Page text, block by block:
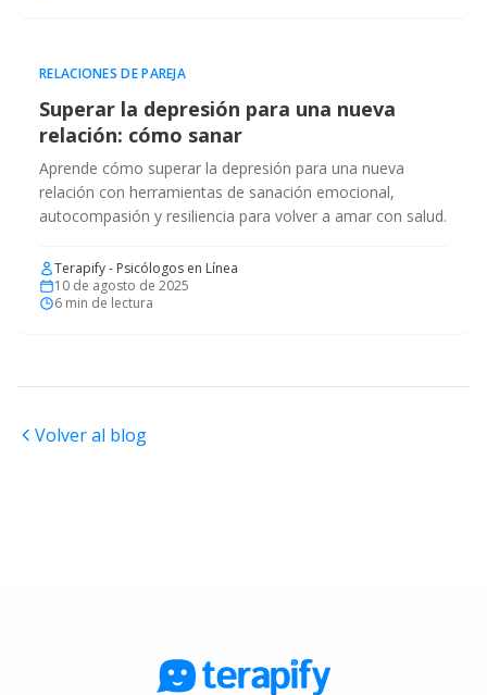
RELACIONES DE PAREJA
Superar la depresión para una nueva
relación: cómo sanar
Aprende cómo superar la depresión para una nueva
relación con herramientas de sanación emocional,
autocompasión y resiliencia para volver a amar con salud.
Terapify - Psicólogos en Línea
10 de agosto de 2025
6 min de lectura
Volver al blog